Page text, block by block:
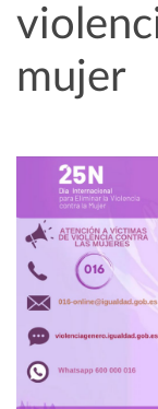
mujer